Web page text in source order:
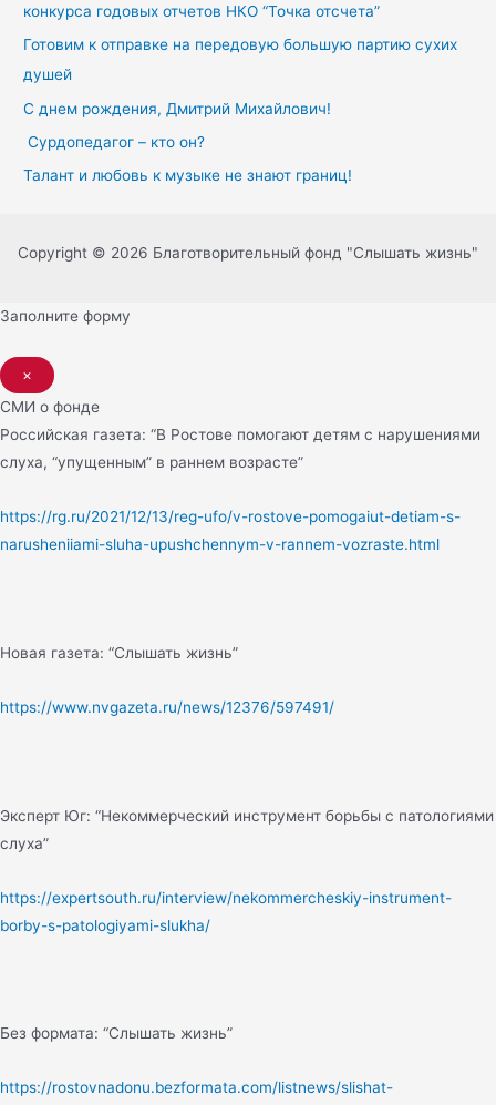
конкурса годовых отчетов НКО “Точка отсчета”
Готовим к отправке на передовую большую партию сухих
душей
С днем рождения, Дмитрий Михайлович!
Сурдопедагог – кто он?
Талант и любовь к музыке не знают границ!
Copyright © 2026 Благотворительный фонд "Слышать жизнь"
Заполните форму
×
СМИ о фонде
Российская газета: “В Ростове помогают детям с нарушениями
слуха, “упущенным” в раннем возрасте”
https://rg.ru/2021/12/13/reg-ufo/v-rostove-pomogaiut-detiam-s-
narusheniiami-sluha-upushchennym-v-rannem-vozraste.html
Новая газета: “Слышать жизнь”
https://www.nvgazeta.ru/news/12376/597491/
Эксперт Юг: “Некоммерческий инструмент борьбы с патологиями
слуха”
https://expertsouth.ru/interview/nekommercheskiy-instrument-
borby-s-patologiyami-slukha/
Без формата: “Слышать жизнь”
https://rostovnadonu.bezformata.com/listnews/slishat-